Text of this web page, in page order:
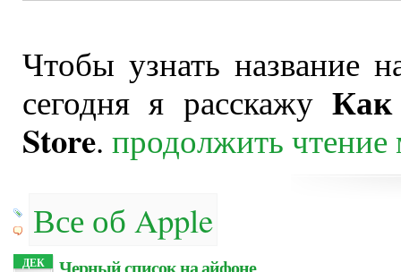
Чтобы узнать название
сегодня я расскажу
Store. продолжить
Все об Apple
ДЕК